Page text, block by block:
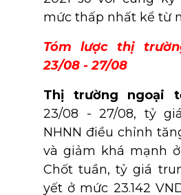
mức thấp nhất kể từ
Tóm lược thị
23/08 - 27/08
Thị trường ngoại
23/08 - 27/08, tỷ
NHNN điều chỉnh
và giảm khá mạnh
Chốt tuần, tỷ giá
yết ở mức 23.142